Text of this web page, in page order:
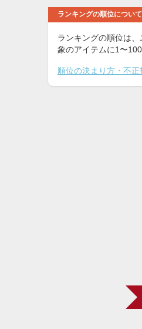
ランキングの順位について
ランキングの順位は
象のアイテムに1〜
順位の決まり方・不